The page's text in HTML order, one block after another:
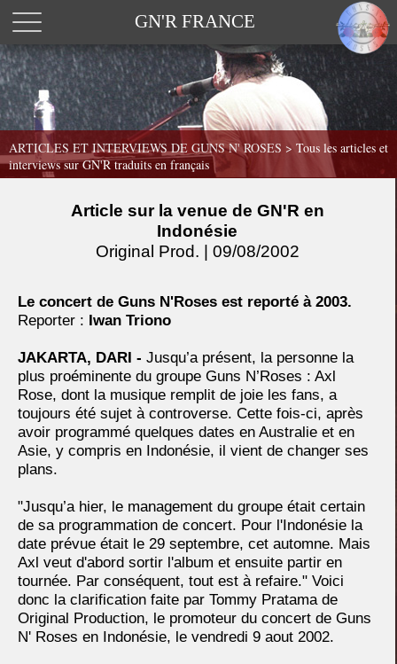
GN'R FRANCE
ARTICLES ET INTERVIEWS DE GUNS N' ROSES > Tous les articles et
interviews sur GN'R traduits en français
Article sur la venue de GN'R en
Indonésie
Original Prod. | 09/08/2002
Le concert de Guns N'Roses est reporté à 2003.
Reporter : Iwan Triono
JAKARTA, DARI - Jusqu’a présent, la personne la
plus proéminente du groupe Guns N’Roses : Axl
Rose, dont la musique remplit de joie les fans, a
toujours été sujet à controverse. Cette fois-ci, après
avoir programmé quelques dates en Australie et en
Asie, y compris en Indonésie, il vient de changer ses
plans.
"Jusqu’a hier, le management du groupe était certain
de sa programmation de concert. Pour l'Indonésie la
date prévue était le 29 septembre, cet automne. Mais
Axl veut d'abord sortir l'album et ensuite partir en
tournée. Par conséquent, tout est à refaire." Voici
donc la clarification faite par Tommy Pratama de
Original Production, le promoteur du concert de Guns
N' Roses en Indonésie, le vendredi 9 aout 2002.